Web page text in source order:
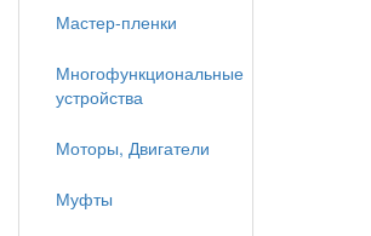
Мастер-пленки
Многофункциональные
устройства
Моторы, Двигатели
Муфты